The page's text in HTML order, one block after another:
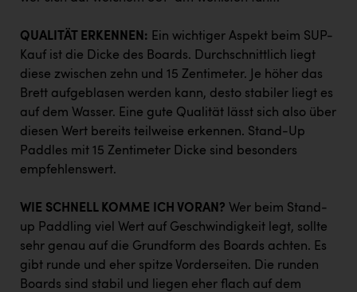
SCRI - Salzburg Cancer Research Institute
SCHMACHTL GmbH
Schwingshandl - automation technology gmbh
Seher + Partner
Smurfit Westrock Nettingsdorf
TGW Logistics
TRAILOMAT & Cycling Austria
VERITAS
QUALITÄT ERKENNEN: Ein wichtiger Aspekt beim SUP-
Kauf ist die Dicke des Boards. Durchschnittlich liegt
diese zwischen zehn und 15 Zentimeter. Je höher das
Brett aufgeblasen werden kann, desto stabiler liegt es
auf dem Wasser. Eine gute Qualität lässt sich also über
diesen Wert bereits teilweise erkennen. Stand-Up
Paddles mit 15 Zentimeter Dicke sind besonders
empfehlenswert.
WIE SCHNELL KOMME ICH VORAN? Wer beim Stand-
up Paddling viel Wert auf Geschwindigkeit legt, sollte
sehr genau auf die Grundform des Boards achten. Es
gibt runde und eher spitze Vorderseiten. Die runden
Boards sind stabil und liegen eher flach auf dem